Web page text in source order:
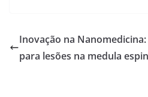
Inovação na
para lesões na medula